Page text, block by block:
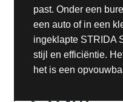
past. Onder een
een auto of in een
ingeklapte STRIDA
stijl en efficiëntie.
het is een